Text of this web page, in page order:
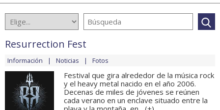
Resurrection Fest
Información Noticias Fotos
Festival que gira alrededor de la música rock
y el heavy metal nacido en el año 2006.
Decenas de miles de jóvenes se reúnen
cada verano en un enclave situado entre la